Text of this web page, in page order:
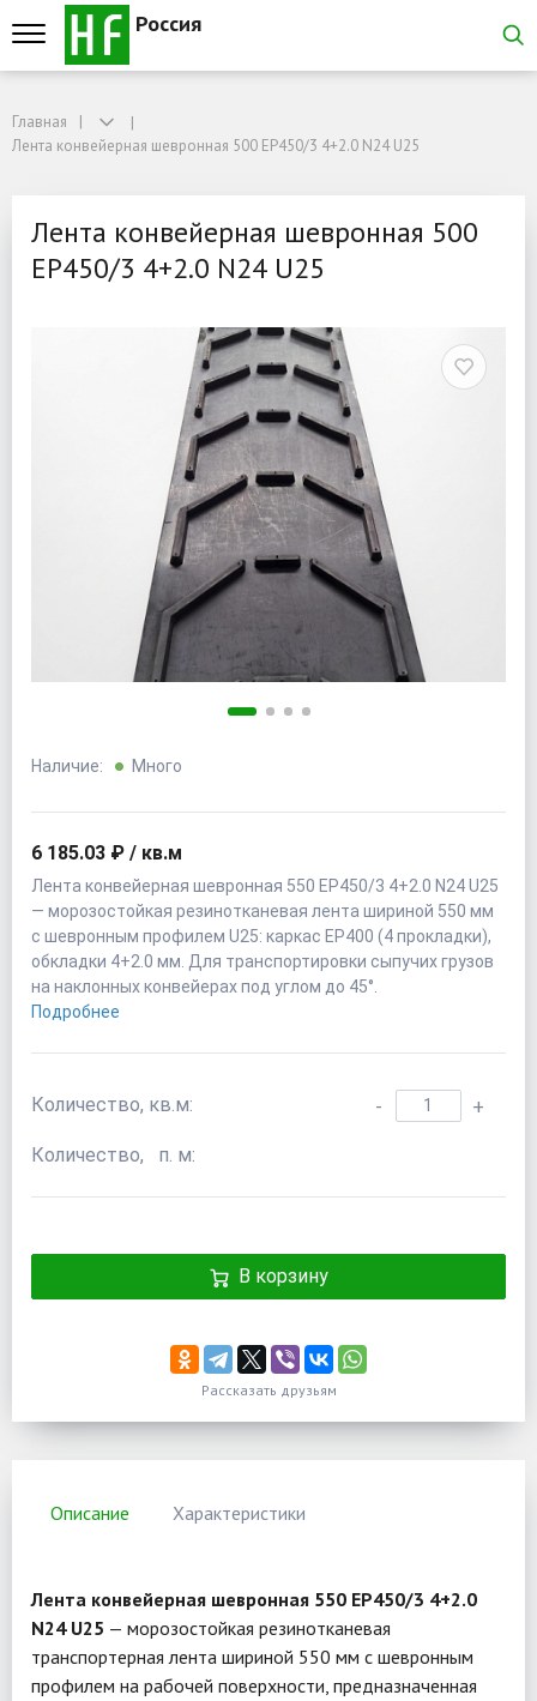
Россия
Лента конвейерная шевронная 500 EP450/3 4+2.0 N24 U25
Лента конвейерная
Главная
Лента конвейерная шевронная 500 EP450/3 4+2.0 N24 U25
Лента конвейерная шевронная 500
EP450/3 4+2.0 N24 U25
Наличие: Много
6 185.03 ₽ / кв.м
Лента конвейерная шевронная 550 EP450/3 4+2.0 N24 U25
— морозостойкая резинотканевая лента шириной 550 мм
с шевронным профилем U25: каркас EP400 (4 прокладки),
обкладки 4+2.0 мм. Для транспортировки сыпучих грузов
на наклонных конвейерах под углом до 45°.
Подробнее
Количество, кв.м: - +
Количество, п. м:
В корзину
Рассказать друзьям
Описание Характеристики
Лента конвейерная шевронная 550 EP450/3 4+2.0
N24 U25 — морозостойкая резинотканевая
транспортерная лента шириной 550 мм с шевронным
профилем на рабочей поверхности, предназначенная